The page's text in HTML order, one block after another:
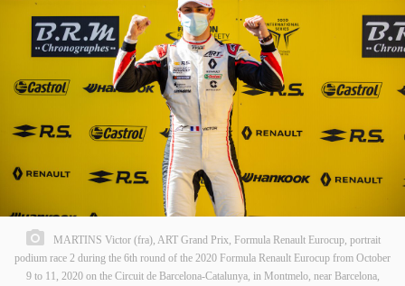
MARTINS Victor (fra), ART Grand Prix, Formula Renault Eurocup, portrait
podium race 2 during the 6th round of the 2020 Formula Renault Eurocup from October
9 to 11, 2020 on the Circuit de Barcelona-Catalunya, in Montmelo, near Barcelona,